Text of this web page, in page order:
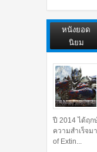
หนังยอด
นิยม
ปี 2014 ได้ฤ
ความสำเร็จม
of Extin...